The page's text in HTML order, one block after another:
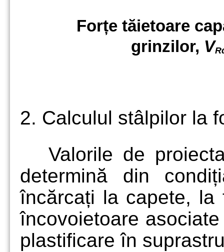
Forțe tăietoare
grinzilor, V
2. Calculul stâlpilor la
Valorile de
determină din
încărcați la capete, la
încovoietoare
plastificare în